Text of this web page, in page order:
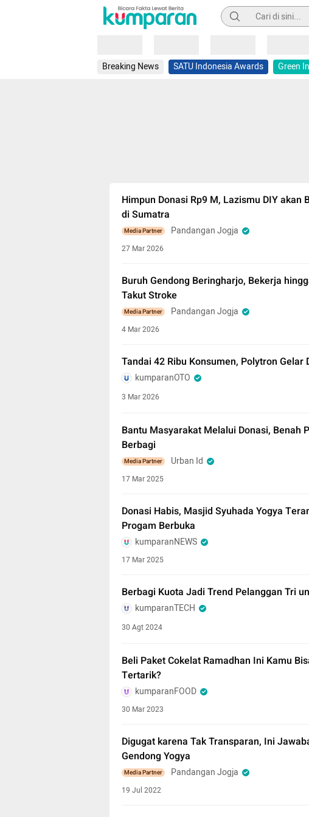
Pencarian
Breaking News SATU Indonesia Awards Green
Himpun Donasi Rp9 M, Lazismu DIY akan
di Sumatra
Media Partner Pandangan Jogja
27 Mar 2026
Buruh Gendong Beringharjo, Bekerja
Takut Stroke
Media Partner Pandangan Jogja
4 Mar 2026
Tandai 42 Ribu Konsumen, Polytron
kumparanOTO
3 Mar 2026
Bantu Masyarakat Melalui Donasi, Benah
Berbagi
Media Partner Urban Id
17 Mar 2025
Donasi Habis, Masjid Syuhada Yogya
Progam Berbuka
kumparanNEWS
17 Mar 2025
Berbagi Kuota Jadi Trend Pelanggan Tri
kumparanTECH
30 Agt 2024
Beli Paket Cokelat Ramadhan Ini Kamu
Tertarik?
kumparanFOOD
30 Mar 2023
Digugat karena Tak Transparan, Ini
Gendong Yogya
Media Partner Pandangan Jogja
19 Jul 2022